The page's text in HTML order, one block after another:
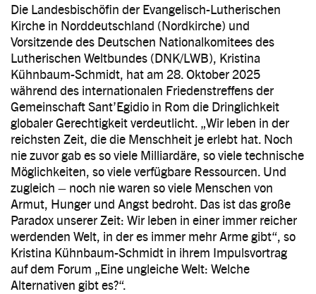
Die Landesbischöfin der Evangelisch-Lutherischen
Kirche in Norddeutschland (Nordkirche) und
Vorsitzende des Deutschen Nationalkomitees des
Lutherischen Weltbundes (DNK/LWB), Kristina
Kühnbaum-Schmidt, hat am 28. Oktober 2025
während des internationalen Friedenstreffens der
Gemeinschaft Sant’Egidio in Rom die Dringlichkeit
globaler Gerechtigkeit verdeutlicht. „Wir leben in der
reichsten Zeit, die die Menschheit je erlebt hat. Noch
nie zuvor gab es so viele Milliardäre, so viele technische
Möglichkeiten, so viele verfügbare Ressourcen. Und
zugleich – noch nie waren so viele Menschen von
Armut, Hunger und Angst bedroht. Das ist das große
Paradox unserer Zeit: Wir leben in einer immer reicher
werdenden Welt, in der es immer mehr Arme gibt“, so
Kristina Kühnbaum-Schmidt in ihrem Impulsvortrag
auf dem Forum „Eine ungleiche Welt: Welche
Alternativen gibt es?“.